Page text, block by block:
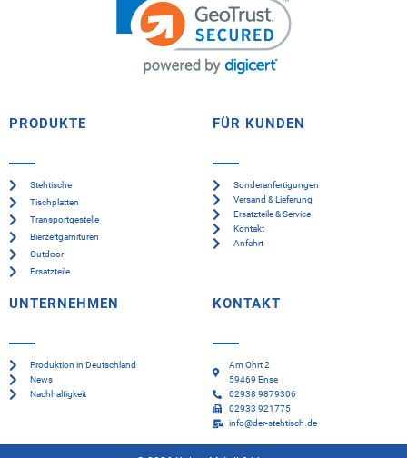
PRODUKTE
Stehtische
Tischplatten
Transportgestelle
Bierzeltgarnituren
Outdoor
Ersatzteile
FÜR KUNDEN
Sonderanfertigungen
Versand & Lieferung
Ersatzteile & Service
Kontakt
Anfahrt
UNTERNEHMEN
Produktion in Deutschland
News
Nachhaltigkeit
KONTAKT
Am Ohrt 2
59469 Ense
02938 9879306
02933 921775
info@der-stehtisch.de